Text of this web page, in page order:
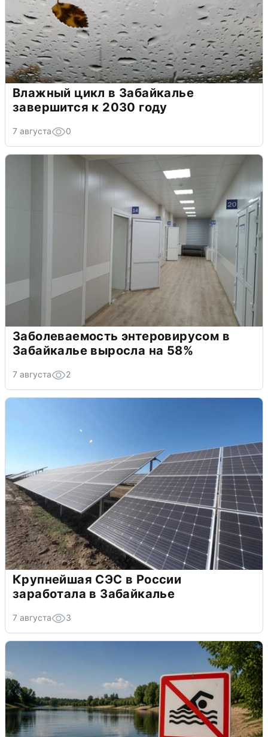
Влажный цикл в Забайкалье
завершится к 2030 году
7 августа 0
Заболеваемость энтеровирусом в
Забайкалье выросла на 58%
7 августа 2
Крупнейшая СЭС в России
заработала в Забайкалье
7 августа 3